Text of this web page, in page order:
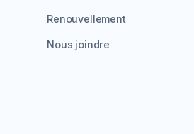
Renouvellement
Nous joindre